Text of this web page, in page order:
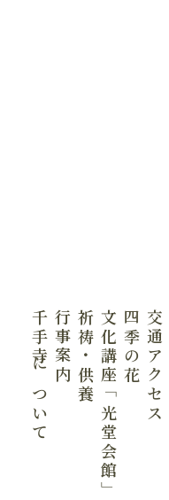
千手寺について行事案内祈祷・供養文化講座「光堂会館」四季の花交通アクセス